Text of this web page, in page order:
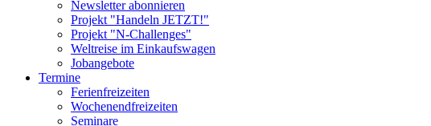
Newsletter abonnieren
Projekt "Handeln JETZT!"
Projekt "N-Challenges"
Weltreise im Einkaufswagen
Jobangebote
Termine
Ferienfreizeiten
Wochenendfreizeiten
Seminare